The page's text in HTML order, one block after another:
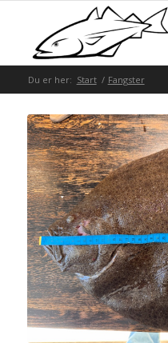
Du er her: Start / Fangster